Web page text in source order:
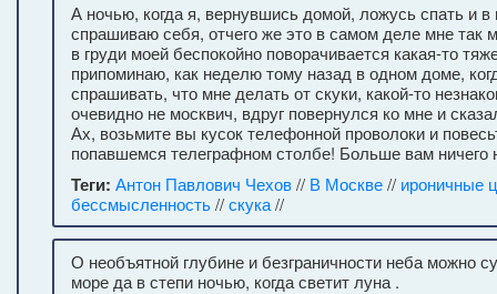
А ночью, когда я, вернувшись домой, ложусь спать и в
спрашиваю себя, отчего же это в самом деле мне так
в груди моей беспокойно поворачивается какая-то
припоминаю, как неделю тому назад в одном доме,
спрашивать, что мне делать от скуки, какой-то
очевидно не москвич, вдруг повернулся ко мне и
Ах, возьмите вы кусок телефонной проволоки и
попавшемся телеграфном столбе! Больше вам ничего
Теги: Антон Павлович Чехов// В Москве// ироничные
бессмысленность//скука//
О необъятной глубине и безграничности неба можно
море да в степи ночью, когда светит луна .